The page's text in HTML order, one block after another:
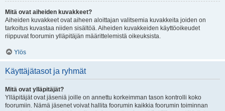
Mitä ovat aiheiden kuvakkeet?
Aiheiden kuvakkeet ovat aiheen aloittajan valitsemia kuvakkeita joiden on
tarkoitus kuvastaa niiden sisältöä. Aiheiden kuvakkeiden käyttöoikeudet
riippuvat foorumin ylläpitäjän määrittelemistä oikeuksista.
Ylös
Käyttäjätasot ja ryhmät
Mitä ovat ylläpitäjät?
Ylläpitäjät ovat jäseniä joille on annettu korkeimman tason kontrolli koko
foorumiin. Nämä jäsenet voivat hallita foorumin kaikkia foorumin toiminnan